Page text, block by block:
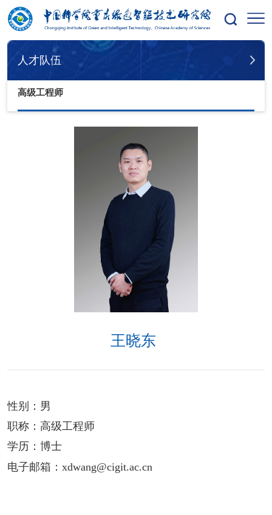
您的位置：首页 人才队伍 副研究员
人才队伍
高级工程师
王晓东
性别： 男
职称： 高级工程师
学历：博士
电子邮箱：xdwang@cigit.ac.cn